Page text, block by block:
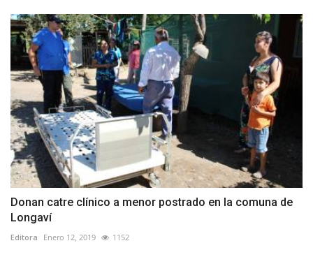
Donan catre clínico a menor postrado en la comuna de
Longaví
Editora Enero 12, 2019 1152